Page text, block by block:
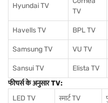
Hyundai TV
TV
Havells TV BPL TV
Samsung TV VU TV
Sansui TV Elista TV
फीचर्स के अनुसार TV:
LED TV
स्मार्ट TV